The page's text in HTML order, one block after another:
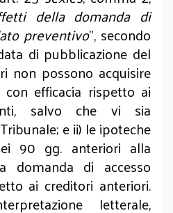
della domanda di
preventivo”, secondo
di pubblicazione del
non possono acquisire
efficacia rispetto ai
salvo che vi sia
e ii) le ipoteche
90 gg. anteriori alla
domanda di accesso
ai creditori anteriori.
letterale,